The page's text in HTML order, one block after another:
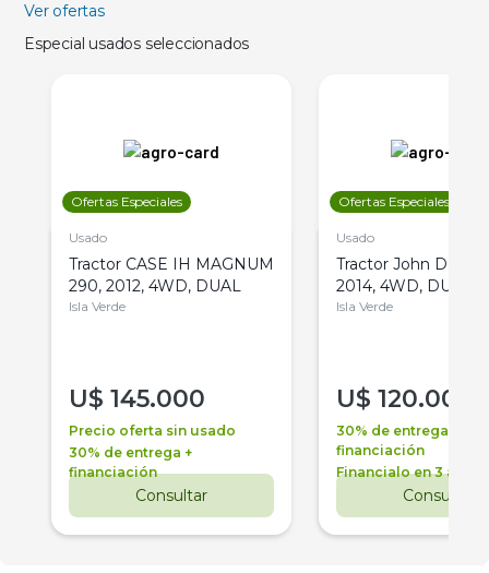
Ver ofertas
Especial usados seleccionados
Ofertas Especiales
Usado
Tractor CASE IH MAGNUM
290, 2012, 4WD, DUAL
Isla Verde
U$ 145.000
Precio oferta sin usado
30% de entrega +
financiación
Consultar
Ofertas Especiales
Usado
Tractor John Deere
2014, 4WD, DUAL
Isla Verde
U$ 120.000
30% de entrega +
financiación
Financialo en 3 años
Consultar